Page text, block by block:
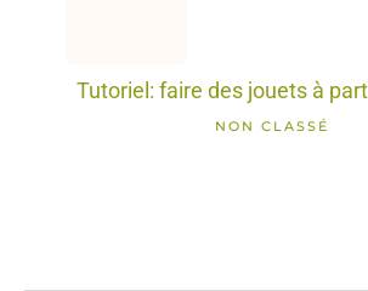
Tutoriel: faire des jouets à
NON CLASSÉ